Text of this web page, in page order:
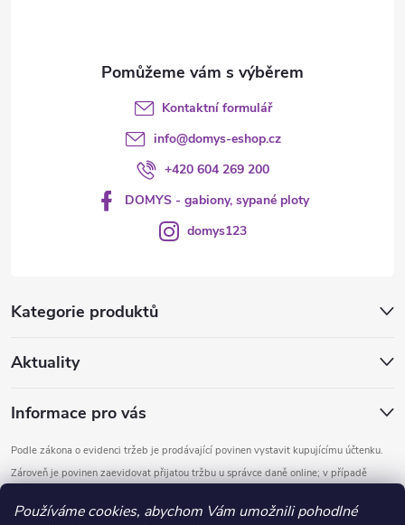
Používáme cookies, abychom Vám umožnili pohodlné
Kategorie produktů
Aktuality
Informace pro vás
Podle zákona o evidenci tržeb je prodávající povinen vystavit kupujícímu účtenku.
Zároveň je povinen zaevidovat přijatou tržbu u správce daně online; v případě
Kontaktní formulář
info@domys-eshop.cz
+420 604 269 200
DOMYS - gabiony, sypané ploty
domys123